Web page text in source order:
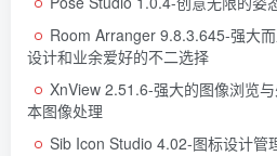
Room Arranger 9.8.3.645-强大
设计和业余爱好的不二选择
XnView 2.51.6-强大的图像浏览
本图像处理
Sib Icon Studio 4.02-图标设计管